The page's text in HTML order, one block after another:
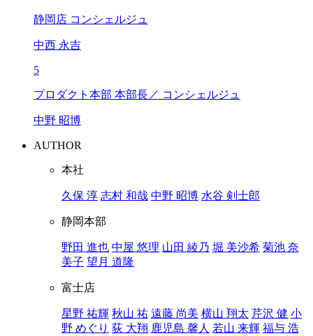
静岡店 コンシェルジュ
中西 永吉
5
プロダクト本部 本部長／ コンシェルジュ
中野 昭博
AUTHOR
本社
久保 淳 志村 和哉 中野 昭博 水谷 剣士郎
静岡本部
野田 進也 中屋 悠理 山田 綾乃 堀 美沙希 菊池 奈
美子 望月 道隆
富士店
星野 祐輝 秋山 祐 遠藤 尚美 横山 翔太 芹沢 健 小
野 めぐり 荻 大翔 鹿児島 馨人 若山 来輝 福与 浩